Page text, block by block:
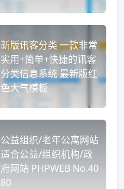
新版讯客分类 一款非常
实用+简单+快捷的讯客
分类信息系统 最新版红
色大气模板
公益组织/老年公寓网站
适合公益/组织机构/政
府网站 PHPWEB No.40
80